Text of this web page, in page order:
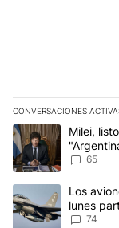
CONVERSACIONES
Este listado
Un artículo de
Milei,
65
Un artículo de
Los
lunes
Aérea
74